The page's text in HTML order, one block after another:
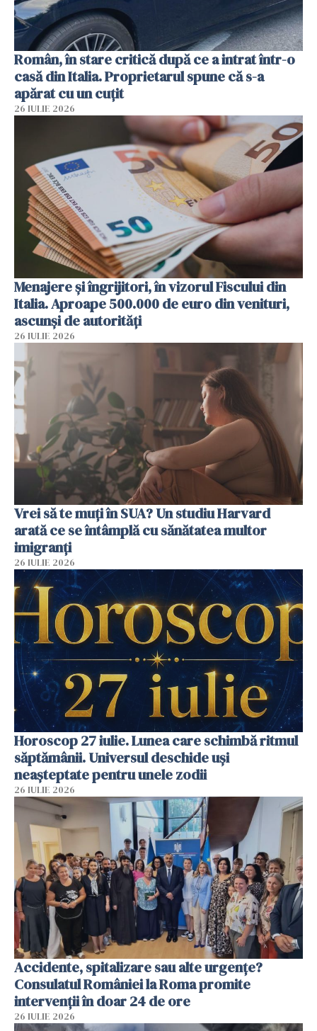
Român, în stare critică după ce a intrat într-o
casă din Italia. Proprietarul spune că s-a
apărat cu un cuțit
26 IULIE 2026
Menajere și îngrijitori, în vizorul Fiscului din
Italia. Aproape 500.000 de euro din venituri,
ascunși de autorități
26 IULIE 2026
Vrei să te muți în SUA? Un studiu Harvard
arată ce se întâmplă cu sănătatea multor
imigranți
26 IULIE 2026
Horoscop 27 iulie. Lunea care schimbă ritmul
săptămânii. Universul deschide uși
neașteptate pentru unele zodii
26 IULIE 2026
Accidente, spitalizare sau alte urgențe?
Consulatul României la Roma promite
intervenții în doar 24 de ore
26 IULIE 2026